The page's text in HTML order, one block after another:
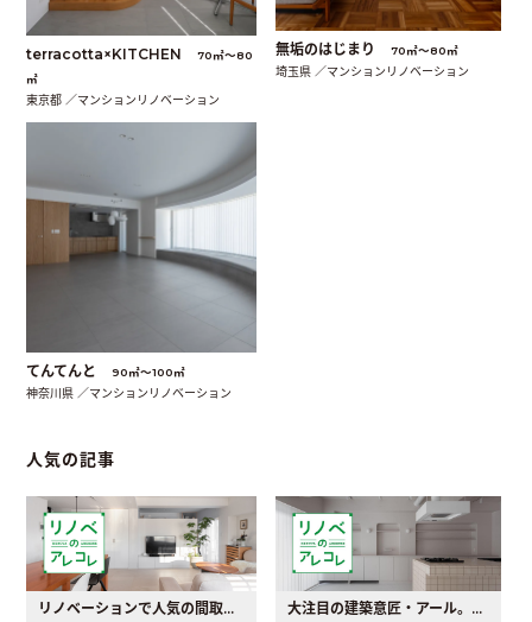
terracotta×KITCHEN
70㎡〜80
㎡
東京都 ／マンションリノベーション
無垢のはじまり 70㎡〜80㎡
埼玉県 ／マンションリノベーション
てんてんと 90㎡〜100㎡
神奈川県 ／マンションリノベーション
人気の記事
リノベーションで人気の間取りとは？トレンドの間取りと実例を徹底解説 大注目の建築意匠・アール。人気の理由と空間に取り入れるポイント